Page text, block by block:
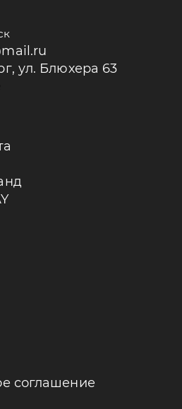
ул. Блюхера 63
соглашение